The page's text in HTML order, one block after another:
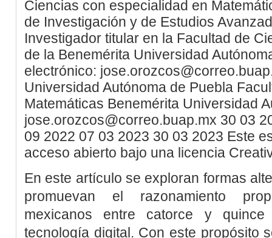
Ciencias con especialidad en
de Investigación y de Estudios
Investigador titular en la Facultad de
de la Benemérita Universidad
electrónico:
Universidad Autónoma de Puebla
Matemáticas Benemérita Universidad
jose.orozcos@correo.buap.mx 30 03
09 2022 07 03 2023 30 03 2023 Este
acceso abierto bajo una licencia
En este artículo se exploran formas
promuevan el razonamiento
mexicanos entre catorce y
tecnología digital. Con este propósito